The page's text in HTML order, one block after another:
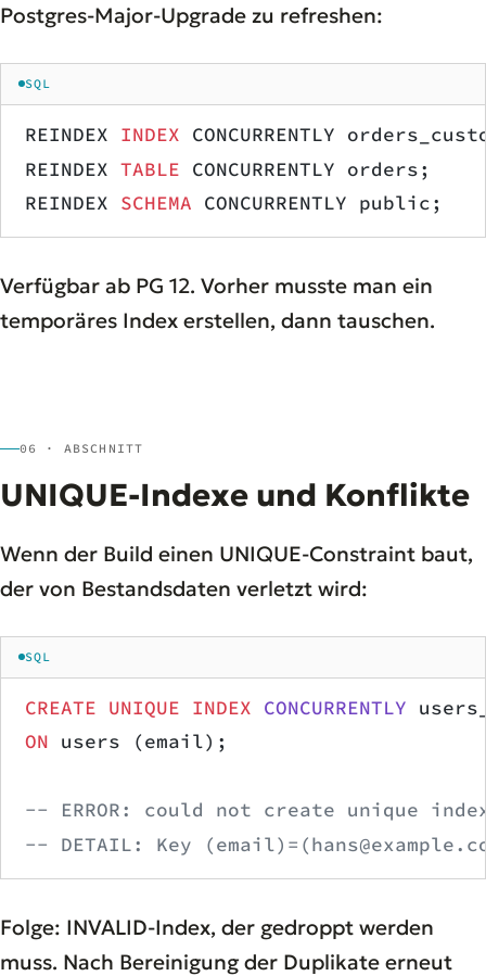
Postgres-Major-Upgrade zu refreshen:
SQL
REINDEX INDEX CONCURRENTLY
REINDEX TABLE CONCURRENTLY
REINDEX SCHEMA CONCURRENTLY
Verfügbar ab PG 12. Vorher musste man ein
temporäres Index erstellen, dann tauschen.
06 · ABSCHNITT
UNIQUE-Indexe und Konflikte
Wenn der Build einen UNIQUE-Constraint baut,
der von Bestandsdaten verletzt wird:
SQL
CREATE UNIQUE INDEX CONCURRENTLY
ON users (email);
-- ERROR: could not create unique
-- DETAIL: Key
Folge: INVALID-Index, der gedroppt werden
muss. Nach Bereinigung der Duplikate erneut